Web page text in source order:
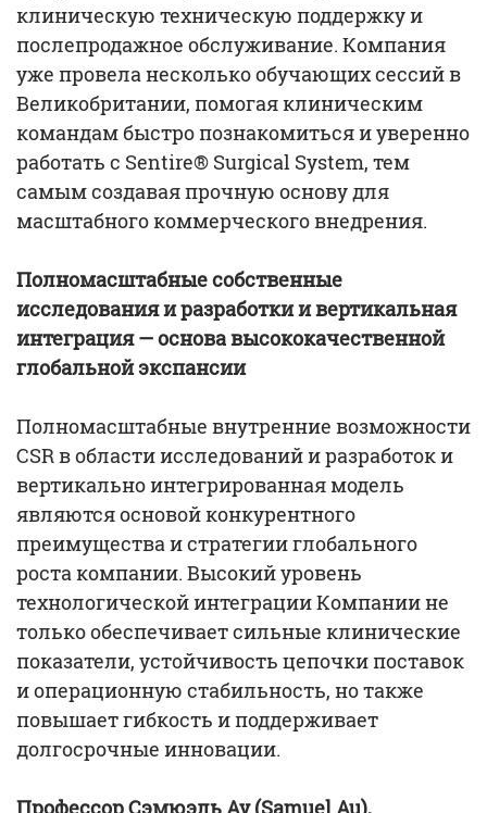
клиническую техническую поддержку и
послепродажное обслуживание. Компания
уже провела несколько обучающих сессий в
Великобритании, помогая клиническим
командам быстро познакомиться и уверенно
работать с Sentire® Surgical System, тем
самым создавая прочную основу для
масштабного коммерческого внедрения.
Полномасштабные собственные
исследования и разработки и вертикальная
интеграция — основа высококачественной
глобальной экспансии
Полномасштабные внутренние возможности
CSR в области исследований и разработок и
вертикально интегрированная модель
являются основой конкурентного
преимущества и стратегии глобального
роста компании. Высокий уровень
технологической интеграции Компании не
только обеспечивает сильные клинические
показатели, устойчивость цепочки поставок
и операционную стабильность, но также
повышает гибкость и поддерживает
долгосрочные инновации.
Профессор Сэмюэль Ау (Samuel Au),